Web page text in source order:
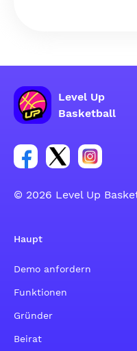
Level Up
Basketball
Link zur Facebook-
Link zumLink zum
© 2026 Level Up
Haupt
Demo anfordern
Funktionen
Gründer
Beirat